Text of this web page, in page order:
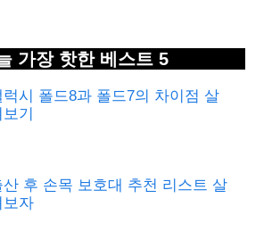
가장 핫한 베스트 5
럭시 폴드8과 폴드7의 차이점 살
기
산 후 손목 보호대 추천 리스트 살
보자